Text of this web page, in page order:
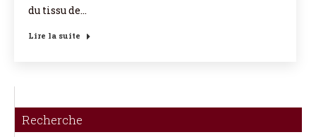
du tissu de…
Lire la suite
Recherche